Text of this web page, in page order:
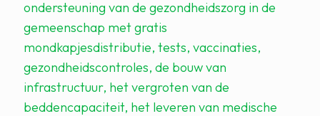
ondersteuning van de gezondheidszorg in de
gemeenschap met gratis
mondkapjesdistributie, tests, vaccinaties,
gezondheidscontroles, de bouw van
infrastructuur, het vergroten van de
beddencapaciteit, het leveren van medische